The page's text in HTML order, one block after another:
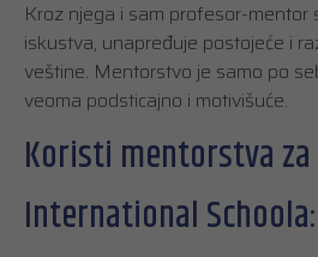
Kroz njega i sam profesor-mentor
iskustva, unapređuje postojeće i
veštine. Mentorstvo je samo po
veoma podsticajno i motivišuće.
Koristi mentorstva
International Schoola: